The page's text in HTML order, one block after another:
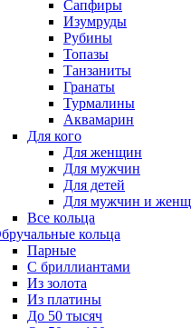
Сапфиры
Изумруды
Рубины
Топазы
Танзаниты
Гранаты
Турмалины
Аквамарин
Для кого
Для женщин
Для мужчин
Для детей
Для мужчин и
Все кольца
кольца
Парные
С бриллиантами
Из золота
Из платины
До 50 тысяч